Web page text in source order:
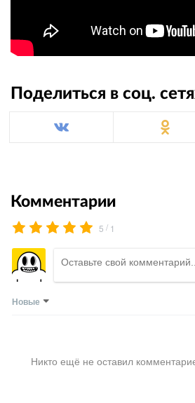
Поделиться в соц.
Комментарии
5 / 1
Новые
Никто ещё не оставил